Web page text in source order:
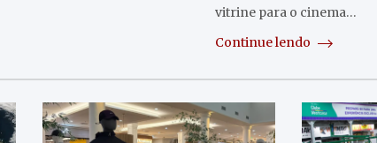
vitrine para o cinema…
Continue lendo